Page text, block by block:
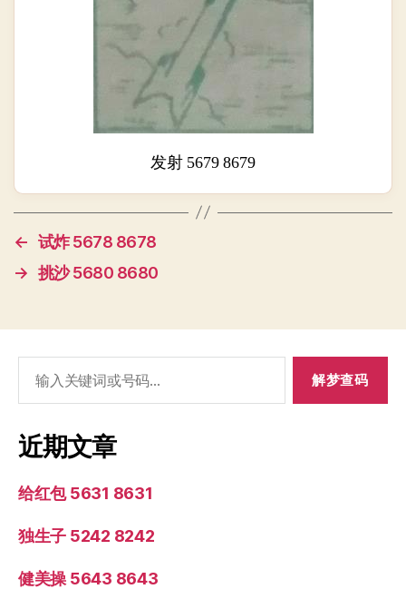
发射 5679 8679
← 试炸 5678 8678
→ 挑沙 5680 8680
索：
近期文章
给红包 5631 8631
独生子 5242 8242
健美操 5643 8643